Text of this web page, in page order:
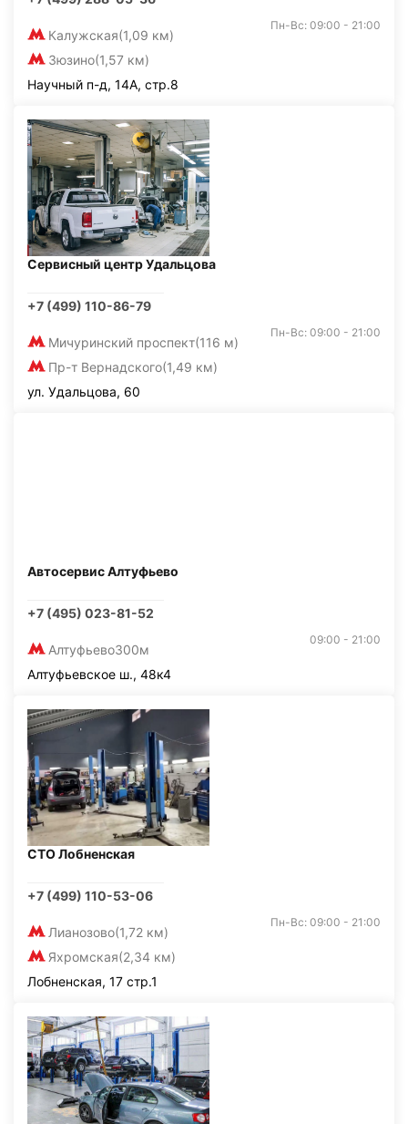
Калужская(1,09 км)
Зюзино(1,57 км)
Пн-Вс: 09:00 - 21:00
Научный п-д, 14А, стр.8
Сервисный центр Удальцова
+7 (499) 110-86-79
Мичуринский проспект(116 м)
Пр-т Вернадского(1,49 км)
Пн-Вс: 09:00 - 21:00
ул. Удальцова, 60
Автосервис Алтуфьево
+7 (495) 023-81-52
Алтуфьево300м
09:00 - 21:00
Алтуфьевское ш., 48к4
СТО Лобненская
+7 (499) 110-53-06
Лианозово(1,72 км)
Яхромская(2,34 км)
Пн-Вс: 09:00 - 21:00
Лобненская, 17 стр.1